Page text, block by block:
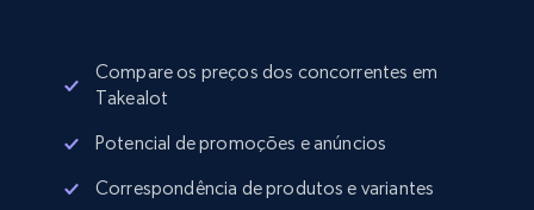
Compare os preços dos concorrentes em
Takealot
Potencial de promoções e anúncios
Correspondência de produtos e variantes